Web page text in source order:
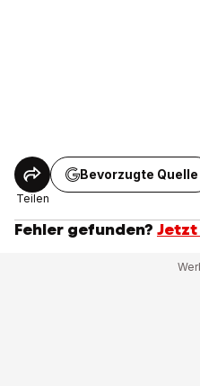
Teilen
Bevorzugte Quelle
Fehler gefunden? Jetzt